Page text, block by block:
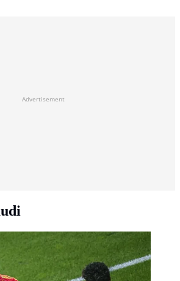
Advertisement